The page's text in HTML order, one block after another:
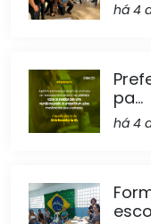
há 4
pa...
há 4